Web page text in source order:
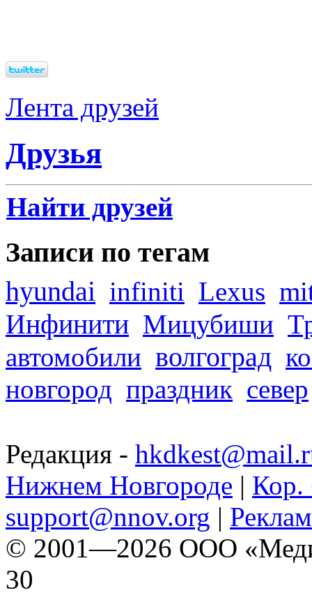
Лента друзей
Друзья
Найти друзей
Записи по тегам
hyundai infiniti Lexus
Инфинити Мицубиши
автомобили волгоград
новгород праздник север
Редакция -
Нижнем Новгороде | Кор.
support@nnov.org |
© 2001—2026 ООО
30